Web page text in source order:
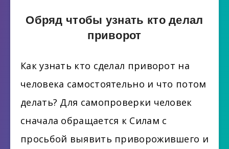
Обряд чтобы узнать кто делал
приворот
Как узнать кто сделал приворот на
человека самостоятельно и что потом
делать? Для самопроверки человек
сначала обращается к Силам с
просьбой выявить приворожившего и